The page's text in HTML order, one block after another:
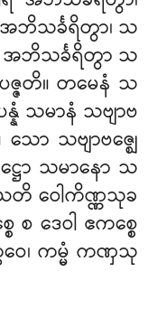
ရံ အဘိသင်္ခရိတွာ၊ သ
ါရံ အဘိသင်္ခရိတွာ သ
ပဇ္ဇတိ။ တမေနံ သ
သမာနံ သဗျာဗ
သော သဗျာဗဇ္ဈေ
ော သမာနော သ
ဒိယတိ ဝေါကိဏ္ဏသုခ
စ ဒေဝါ ဧကစ္စေ
ဝေ၊ ကမ္မံ ကဏှသု